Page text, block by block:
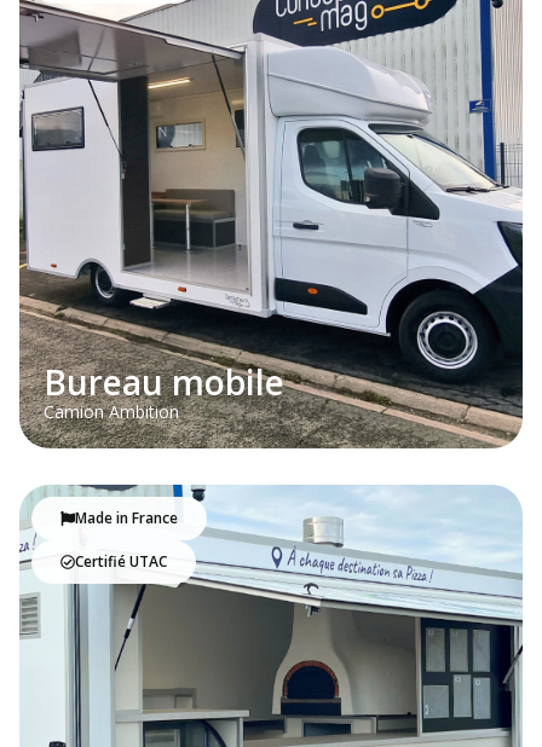
Bureau mobile
Camion Ambition
Made in France
Certifié UTAC